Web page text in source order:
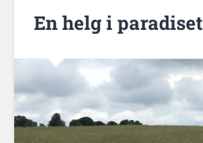
En helg i paradiset